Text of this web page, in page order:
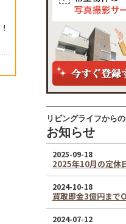
リビングライフからの
お知らせ